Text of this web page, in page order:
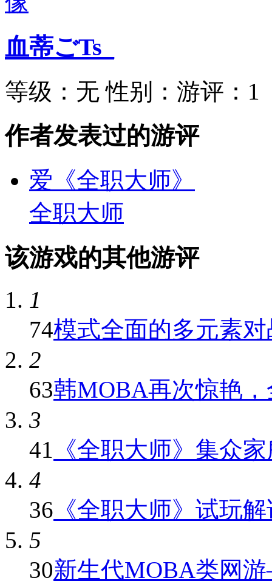
血蒂ごTs_
等级： 无 性别： 游评： 1
作者发表过的游评
爱《全职大师》
全职大师
该游戏的其他游评
1
74模式全面的多元素
2
63韩MOBA再次惊艳
3
41
《全职大师》集众
4
36 《全职大师》试玩
5
30新生代MOBA类网